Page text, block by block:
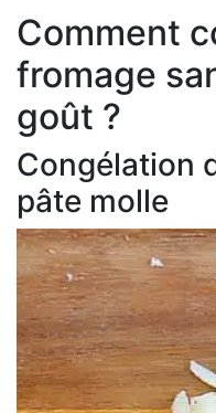
Comment
fromage
goût ?
Congélation
pâte molle